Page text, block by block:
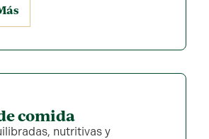
comida
nutritivas y